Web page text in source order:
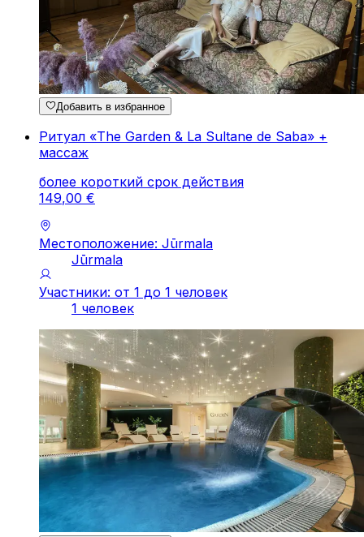
Добавить в избранное
Ритуал «The Garden & La Sultane de Saba» +
массаж
более короткий срок действия
149,00 €
Местоположение: Jūrmala
Jūrmala
Участники: от 1 до 1 человек
1 человек